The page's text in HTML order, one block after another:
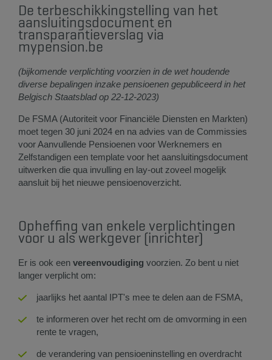
De terbeschikkingstelling van het
aansluitingsdocument en
transparantieverslag via
mypension.be
(bijkomende verplichting voorzien in de wet houdende
diverse bepalingen inzake pensioenen gepubliceerd in het
Belgisch Staatsblad op 22-12-2023)
De FSMA (Autoriteit voor Financiële Diensten en Markten)
moet tegen 30 juni 2024 en na advies van de Commissies
voor Aanvullende Pensioenen voor Werknemers en
Zelfstandigen een template voor het aansluitingsdocument
uitwerken die qua invulling en lay-out zoveel mogelijk
aansluit bij het nieuwe pensioenoverzicht.​
Opheffing van enkele verplichtingen
voor u als werkgever (inrichter)
Er is ook een vereenvoudiging voorzien. Zo bent u niet
langer verplicht om:
jaarlijks het aantal IPT's mee te delen aan de FSMA,
te informeren over het recht om de omvorming in een
rente te vragen,
de verandering van pensioeninstelling en overdracht